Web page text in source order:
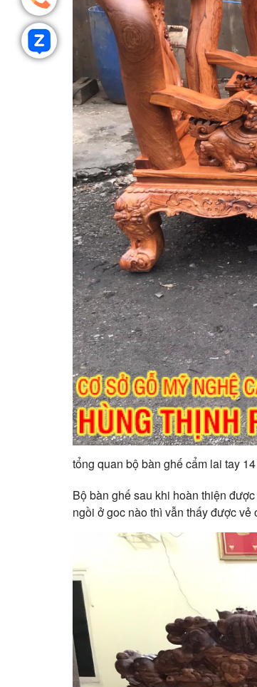
tổng quan bộ bàn ghế cẩm lai tay
Bộ bàn ghế sau khi hoàn thiện
ngồi ở goc nào thì vẫn thấy được